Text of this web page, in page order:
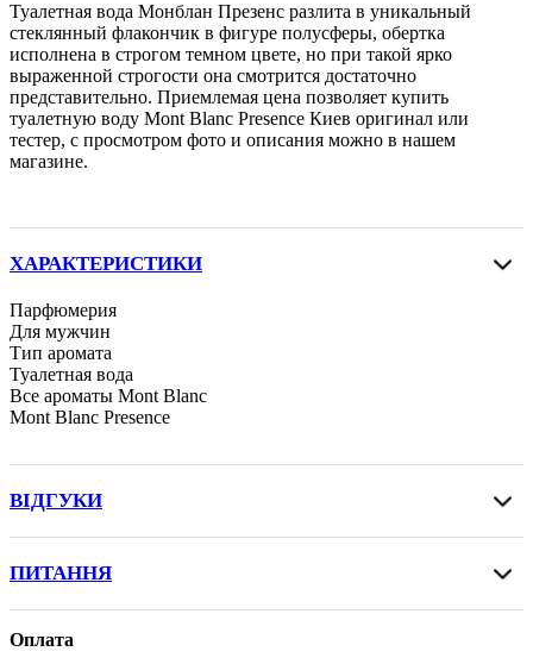
Туалетная вода Монблан Презенс разлита в уникальный
стеклянный флакончик в фигуре полусферы, обертка
исполнена в строгом темном цвете, но при такой ярко
выраженной строгости она смотрится достаточно
представительно. Приемлемая цена позволяет купить
туалетную воду Mont Blanc Presence Киев оригинал или
тестер, с просмотром фото и описания можно в нашем
магазине.
ХАРАКТЕРИСТИКИ
Парфюмерия
Для мужчин
Тип аромата
Туалетная вода
Все ароматы Mont Blanc
Mont Blanc Presence
ВІДГУКИ
ПИТАННЯ
Оплата